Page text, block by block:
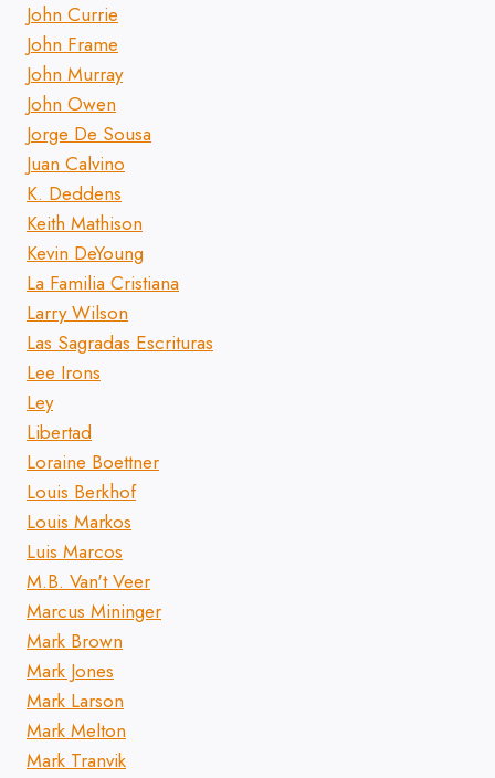
John Currie
John Frame
John Murray
John Owen
Jorge De Sousa
Juan Calvino
K. Deddens
Keith Mathison
Kevin DeYoung
La Familia Cristiana
Larry Wilson
Las Sagradas Escrituras
Lee Irons
Ley
Libertad
Loraine Boettner
Louis Berkhof
Louis Markos
Luis Marcos
M.B. Van't Veer
Marcus Mininger
Mark Brown
Mark Jones
Mark Larson
Mark Melton
Mark Tranvik